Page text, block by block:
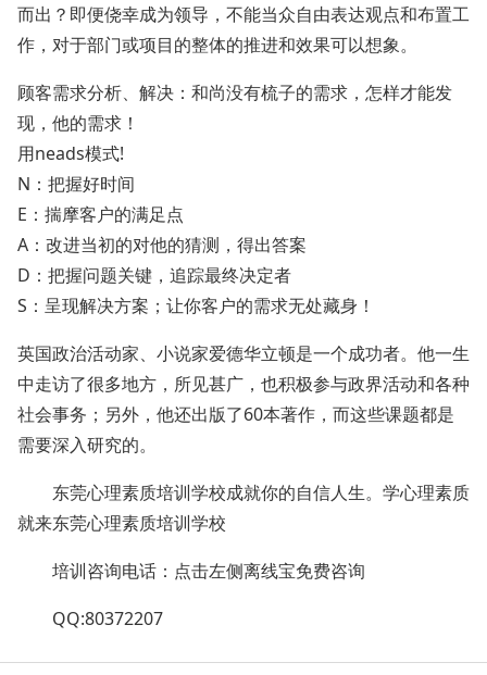
而出？即便侥幸成为领导，不能当众自由表达观点和布置工
作，对于部门或项目的整体的推进和效果可以想象。
顾客需求分析、解决：和尚没有梳子的需求，怎样才能发
现，他的需求！
用neads模式!
N：把握好时间
E：揣摩客户的满足点
A：改进当初的对他的猜测，得出答案
D：把握问题关键，追踪最终决定者
S：呈现解决方案；让你客户的需求无处藏身！
英国政治活动家、小说家爱德华立顿是一个成功者。他一生
中走访了很多地方，所见甚广，也积极参与政界活动和各种
社会事务；另外，他还出版了60本著作，而这些课题都是
需要深入研究的。
东莞心理素质培训学校成就你的自信人生。学心理素质
就来东莞心理素质培训学校
培训咨询电话：点击左侧离线宝免费咨询
QQ:80372207